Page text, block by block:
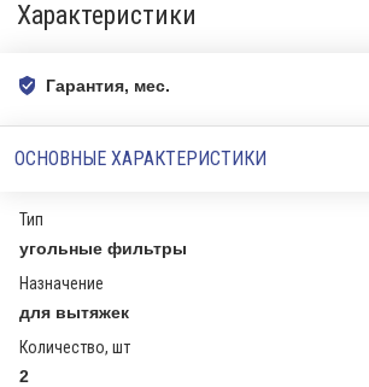
Характеристики
Гарантия, мес.
ОСНОВНЫЕ ХАРАКТЕРИСТИКИ
Тип
угольные фильтры
Назначение
для вытяжек
Количество, шт
2